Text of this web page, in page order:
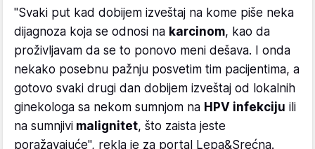
"Svaki put kad dobijem izveštaj na kome piše neka
dijagnoza koja se odnosi na karcinom, kao da
proživljavam da se to ponovo meni dešava. I onda
nekako posebnu pažnju posvetim tim pacijentima, a
gotovo svaki drugi dan dobijem izveštaj od lokalnih
ginekologa sa nekom sumnjom na HPV infekciju ili
na sumnjivi malignitet, što zaista jeste
poražavajuće", rekla je za portal Lepa&Srećna.